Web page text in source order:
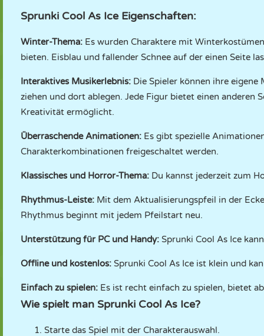
Sprunki Cool As Ice Eigenschaften:
Winter-Thema: Es wurden Charaktere mit
bieten. Eisblau und fallender Schnee auf der einen Seite
Interaktives Musikerlebnis: Die Spieler können ihre eigene
ziehen und dort ablegen. Jede Figur bietet einen anderen
Kreativität ermöglicht.
Überraschende Animationen: Es gibt spezielle
Charakterkombinationen freigeschaltet werden.
Klassisches und Horror-Thema: Du kannst jederzeit zum
Rhythmus-Leiste: Mit dem Aktualisierungspfeil in der
Rhythmus beginnt mit jedem Pfeilstart neu.
Unterstützung für PC und Handy: Sprunki Cool As Ice
Offline und kostenlos: Sprunki Cool As Ice ist klein und
Einfach zu spielen: Es ist recht einfach zu spielen, bietet
Wie spielt man Sprunki Cool As Ice?
Starte das Spiel mit der Charakterauswahl.